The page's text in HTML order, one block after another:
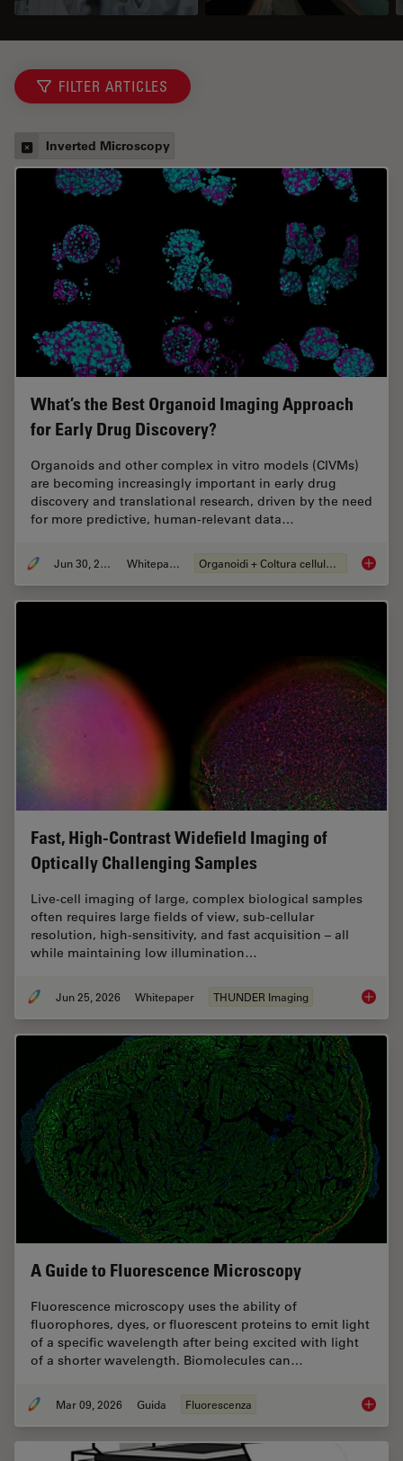
FILTER ARTICLES
Inverted Microscopy
What’s the Best Organoid Imaging Approach
for Early Drug Discovery?
Organoids and other complex in vitro models (CIVMs)
are becoming increasingly important in early drug
discovery and translational research, driven by the need
for more predictive, human-relevant data…
Jun 30, 2026 Whitepaper Organoidi + Coltura cellulare 3D
Fast, High-Contrast Widefield Imaging of
Optically Challenging Samples
Live‑cell imaging of large, complex biological samples
often requires large fields of view, sub-cellular
resolution, high-sensitivity, and fast acquisition – all
while maintaining low illumination…
Jun 25, 2026 Whitepaper THUNDER Imaging Fast,
A Guide to Fluorescence Microscopy
Fluorescence microscopy uses the ability of
fluorophores, dyes, or fluorescent proteins to emit light
of a specific wavelength after being excited with light
of a shorter wavelength. Biomolecules can…
Mar 09, 2026 Guida Fluorescenza A